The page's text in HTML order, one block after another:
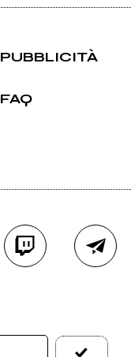
PUBBLICITÀ
FAQ